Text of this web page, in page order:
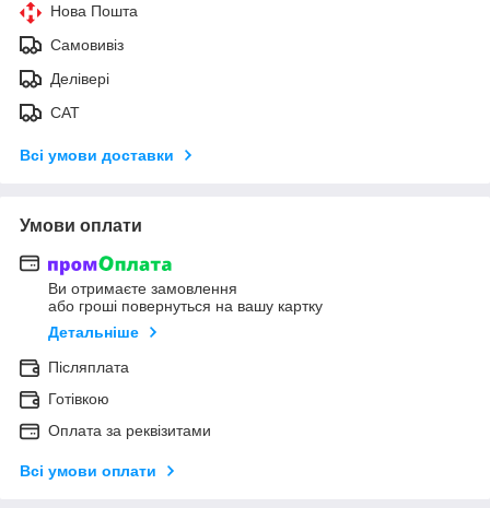
Нова Пошта
Самовивіз
Делівері
САТ
Всі умови доставки
Умови оплати
Ви отримаєте замовлення
або гроші повернуться на вашу картку
Детальніше
Післяплата
Готівкою
Оплата за реквізитами
Всі умови оплати